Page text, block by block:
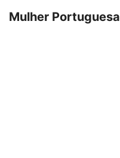
Mulher Portuguesa